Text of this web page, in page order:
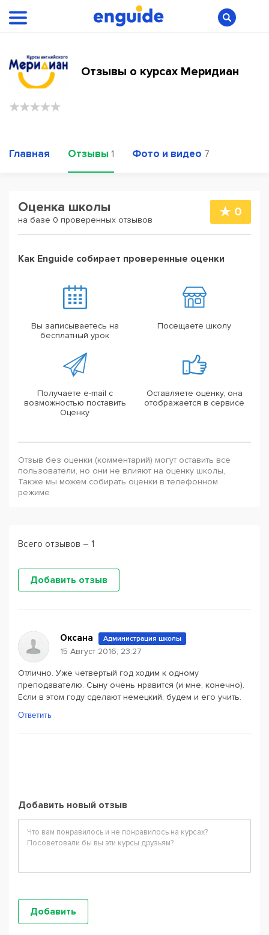
Отзывы о курсах Меридиан
Главная Отзывы 1 Фото и видео 7
Оценка школы
на базе 0 проверенных отзывов
0
Как Enguide собирает проверенные оценки
Вы записываетесь на
бесплатный урок
Посещаете школу
Получаете e-mail с
возможностью поставить
Оценку
Оставляете оценку, она
отображается в сервисе
Отзыв без оценки (комментарий) могут оставить все
пользователи, но они не влияют на оценку школы,
Также мы можем собирать оценки в телефонном
режиме
Всего отзывов – 1
Добавить отзыв
Оксана Администрация школы
15 Август 2016, 23:27
Отлично. Уже четвертый год ходим к одному
преподавателю. Сыну очень нравится (и мне, конечно).
Если в этом году сделают немецкий, будем и его учить.
Ответить
Добавить новый отзыв